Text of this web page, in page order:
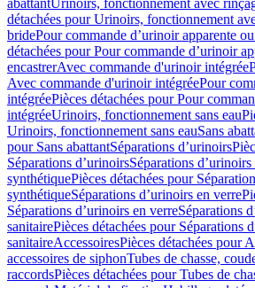
abattantUrinoirs, fonctionnement avec
détachées pour Urinoirs, fonctionnement
bridePour commande d’urinoir apparente
détachées pour Pour commande d’urinoir
encastrerAvec commande d'urinoir intégrée
Avec commande d'urinoir intégréePour
intégréePièces détachées pour Pour
intégréeUrinoirs, fonctionnement sans eau
Urinoirs, fonctionnement sans eauSans
pour Sans abattantSéparations d’urinoirs
Séparations d’urinoirsSéparations
synthétiquePièces détachées pour
synthétiqueSéparations d’urinoirs en verre
Séparations d’urinoirs en verreSéparations
sanitairePièces détachées pour Séparations
sanitaireAccessoiresPièces détachées pour
accessoires de siphonTubes de chasse,
raccordsPièces détachées pour Tubes de